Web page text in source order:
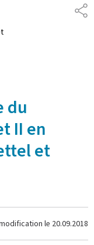
du
II en
et
le 20.09.2018